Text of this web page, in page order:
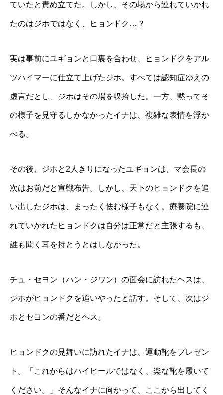
ていたと責め立てた。しかし、その場から連れていかれ
たのはジホではなく、ヒョンドク…？
実は事前にユギョンと口裏を合わせ、ヒョンドクをアル
ツハイマーに仕立て上げたジホ。すべては認知症ゆえの
虚言だとし、ジホはその場を収拾した。一方、黙ってそ
の様子を見守るしかなかったイナは、複雑な表情を浮か
べる。
その後、ジホと2人きりになったユギョンは、マ会長の
次はお前だと宣戦布告。しかし、天下のヒョンドクを追
い出したジホは、まったく怯む様子もなく。療養院に連
れていかれたヒョンドクは自分は正常だと主張するも、
誰も聞く耳を持とうとはしなかった。
チュ・セヨン（ハン・ジワン）の面会に訪れたヘスは、
ジホがヒョンドクを追いやったと話す。そして、次はジ
ホとセヨンの番だとヘス。
ヒョンドクの見舞いに訪れたイナは、運動靴をプレゼン
ト。「これからはハイヒールではなく、楽な靴を履いて
ください。」そんなイナに向かって、ここから出してく